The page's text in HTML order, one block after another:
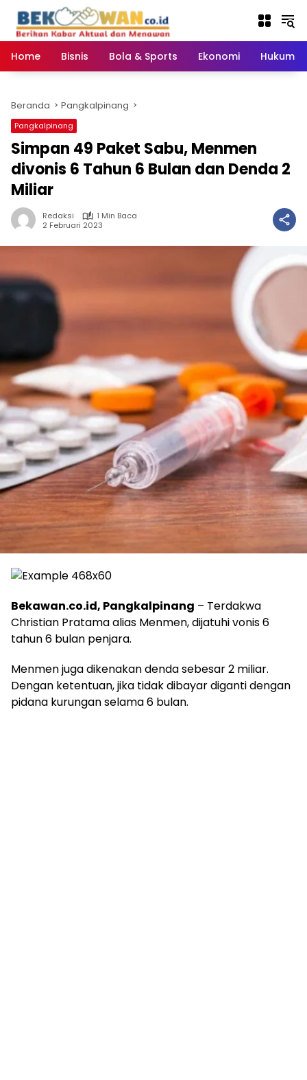
konten
Home
Bisnis Bola & Sports Ekonomi Hukum
Beranda Pangkalpinang
Pangkalpinang
Simpan 49 Paket Sabu, Menmen
divonis 6 Tahun 6 Bulan dan Denda 2
Miliar
Redaksi
1 Min Baca
2 Februari 2023
Bekawan.co.id, Pangkalpinang – Terdakwa
Christian Pratama alias Menmen, dijatuhi vonis 6
tahun 6 bulan penjara.
Menmen juga dikenakan denda sebesar 2 miliar.
Dengan ketentuan, jika tidak dibayar diganti dengan
pidana kurungan selama 6 bulan.